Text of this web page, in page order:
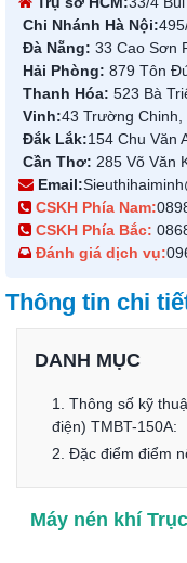
Chi Nhánh Hà Nội:
Đà Nẵng: 33 Cao Sơn
Hải Phòng: 879 Tôn
Thanh Hóa: 523 Bà
Vinh:43 Trường Chinh,
Đắk Lắk:154 Chu Văn
Cần Thơ: 285 Võ Văn
Email:
CSKH Phía Nam:
CSKH Phía Bắc:
Đánh giá dịch vụ:
Thông tin chi
DANH MỤC
1. Thông số kỹ
điện) TMBT-150A:
2. Đặc điểm điểm
Máy nén khí